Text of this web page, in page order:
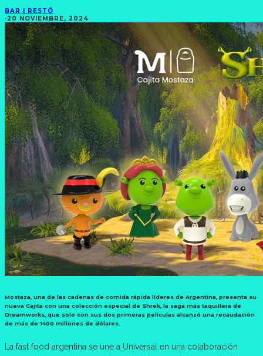
BAR | RESTÓ
·20 NOVIEMBRE, 2024
Mostaza, una de las cadenas de comida rápida líderes de Argentina, presenta su
nueva Cajita con una colección especial de Shrek, la saga más taquillera de
Dreamworks, que solo con sus dos primeras películas alcanzó una recaudación
de más de 1400 millones de dólares.
La fast food argentina se une a Universal en una colaboración